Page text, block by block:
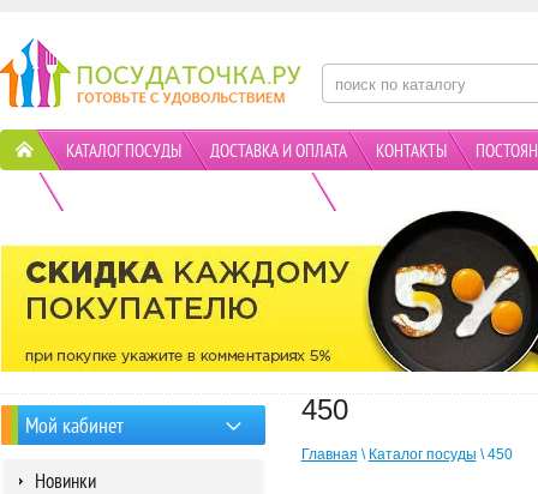
КАТАЛОГ ПОСУДЫ ДОСТАВКА И ОПЛАТА КОНТАКТЫ
450
Главная \ Каталог посуды \ 450
Мой кабинет
Новинки